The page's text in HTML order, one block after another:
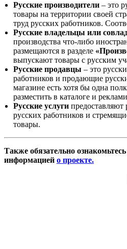
Русские производители – это
товары на территории своей
труд русских работников.
Русские владельцы или
производства что-либо
размещаются в разделе
выпускают товары с русским
Русские продавцы – это
работников и продающие
магазине есть хотя бы одна
разместить в каталоге и
Русские услуги
русских работников и
товары.
Также обязательно ознакомьтесь
информацией о проекте.